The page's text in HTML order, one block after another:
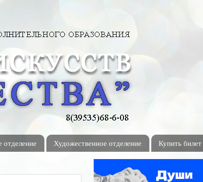
Художественное отделение Купить билет